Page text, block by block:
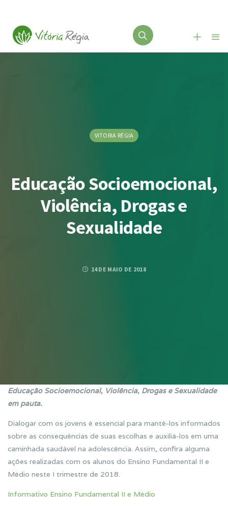
VITORIA RÉGIA
Educação Socioemocional,
Violência, Drogas e
Sexualidade
14 DE MAIO DE 2018
Educação Socioemocional, Violência, Drogas e Sexualidade
em pauta.
Dialogar com os jovens é essencial para mantê-los informados
sobre as consequências de suas escolhas e auxiliá-los em uma
caminhada saudável na adolescência. Assim, confira alguma
ações realizadas com os alunos do Ensino Fundamental II e
Médio neste I trimestre de 2018.
Informativo Ensino Fundamental II e Médio